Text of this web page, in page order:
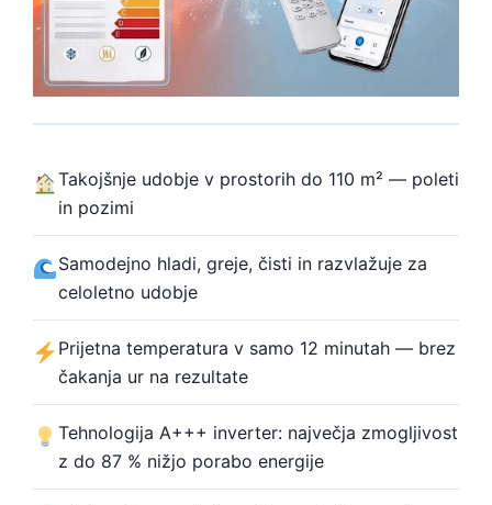
Takojšnje udobje v prostorih do 110 m² — poleti
in pozimi
Samodejno hladi, greje, čisti in razvlažuje za
celoletno udobje
Prijetna temperatura v samo 12 minutah — brez
čakanja ur na rezultate
Tehnologija A+++ inverter: največja zmogljivost
z do 87 % nižjo porabo energije